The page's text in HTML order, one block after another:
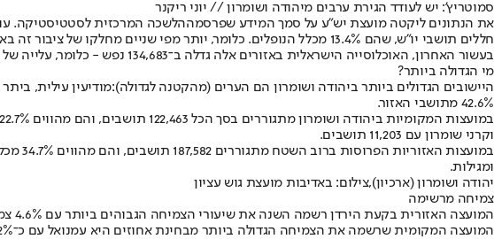
סמוטריץ': יש לעודד הגירת ערבים מיהודה ושומרון // יוני ריקנר
את הנתונים ליקטה מועצת יש"ע על סמך המידע שפרסמההלשכה המרכזית לסטטיסטיקה
חללים תושבי יו"ש, שהם 13.4% מכלל הנופלים. כלומר, יותר מפי שניים מחלקו של ציבור זה באוכלוסייה הכללית.
בעשור האחרון, האוכלוסייה הישראלית באזורים אלה גדלה ב־134,683 נפש - כלומר, עלייה של כ־33%.
מי הגדולה ביותר?
היישובים הגדולים ביותר ביהודה ושומרון הם הערים (מהקטנה לגדולה):מודיעין עילית
42.6% מתושבי האזור.
וקרני שומרון עם 11,203 תושבים.
ומגילות.
יהודה ושומרון (ארכיון),צילום: באדיבות מועצת גוש עציון
צמיחה מרשימה
המועצה האזורית בקעת הירדן רשמה השנה את שיעורי הצמיחה הגבוהים ביותר עם 4.6% צמיחה, אחריה המועצה האזורית גוש עציון עם 3.8% גדילה.